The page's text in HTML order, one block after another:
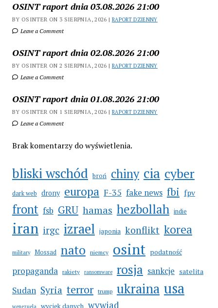
OSINT raport dnia 03.08.2026 21:00
BY OSINTER ON 3 SIERPNIA, 2026 | RAPORT DZIENNY
Leave a Comment
OSINT raport dnia 02.08.2026 21:00
BY OSINTER ON 2 SIERPNIA, 2026 | RAPORT DZIENNY
Leave a Comment
OSINT raport dnia 01.08.2026 21:00
BY OSINTER ON 1 SIERPNIA, 2026 | RAPORT DZIENNY
Leave a Comment
Brak komentarzy do wyświetlenia.
bliski wschód broń chiny cia cyber
dark web drony europa F-35 fake news fbi fpv
front fsb GRU hamas hezbollah indie
iran irgc izrael japonia konflikt korea
military Mossad nato niemcy osint podatność
propaganda rakiety ransomware rosja sankcje satelita
Sudan Syria terror trump ukraina usa
wenezuela wyciek danych wywiad